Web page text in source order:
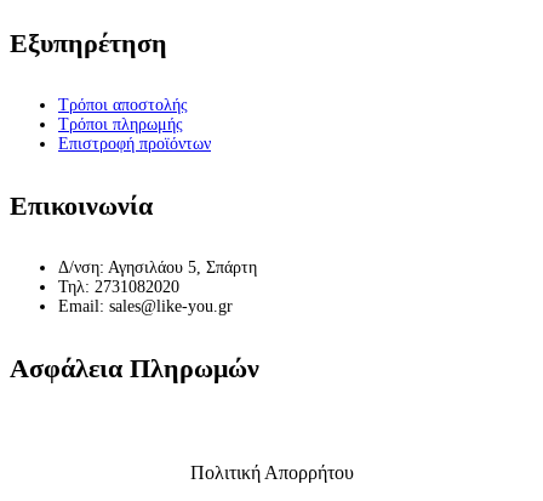
Εξυπηρέτηση
Τρόποι αποστολής
Τρόποι πληρωμής
Επιστροφή προϊόντων
Επικοινωνία
Δ/νση: Αγησιλάου 5, Σπάρτη
Τηλ: 2731082020
Email: sales@like-you.gr
Ασφάλεια Πληρωμών
Πολιτική Απορρήτου